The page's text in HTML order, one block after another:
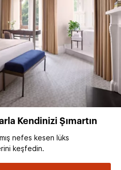
Kendinizi Şımartın
nefes kesen lüks
keşfedin.